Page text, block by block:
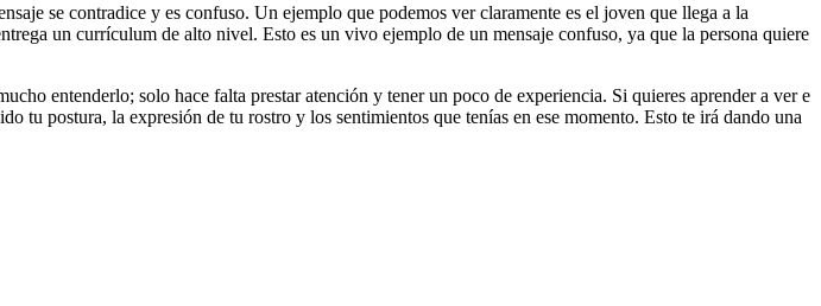
se contradice y es confuso. Un ejemplo que podemos ver claramente es el joven que llega a la
un currículum de alto nivel. Esto es un vivo ejemplo de un mensaje confuso, ya que la persona quiere
entenderlo; solo hace falta prestar atención y tener un poco de experiencia. Si quieres aprender a ver e
tu postura, la expresión de tu rostro y los sentimientos que tenías en ese momento. Esto te irá dando una